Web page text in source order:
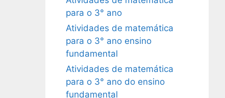
para o 3° ano
Atividades de matemática
para o 3° ano ensino
fundamental
Atividades de matemática
para o 3° ano do ensino
fundamental